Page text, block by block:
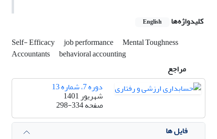
کلیدواژه‌ها
English
Self- Efficacy job performance
Mental Toughness
Accountants
behavioral accounting
مراجع
دوره 7، شماره 13
شهریور 1401
صفحه298-334
فایل ها